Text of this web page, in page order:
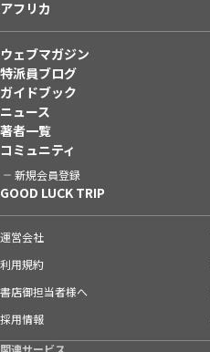
アフリカ
ウェブマガジン
特派員ブログ
ガイドブック
ニュース
著者一覧
コミュニティ
新規会員登録
GOOD LUCK TRIP
運営会社
利用規約
書店御担当者様へ
採用情報
関連サービス